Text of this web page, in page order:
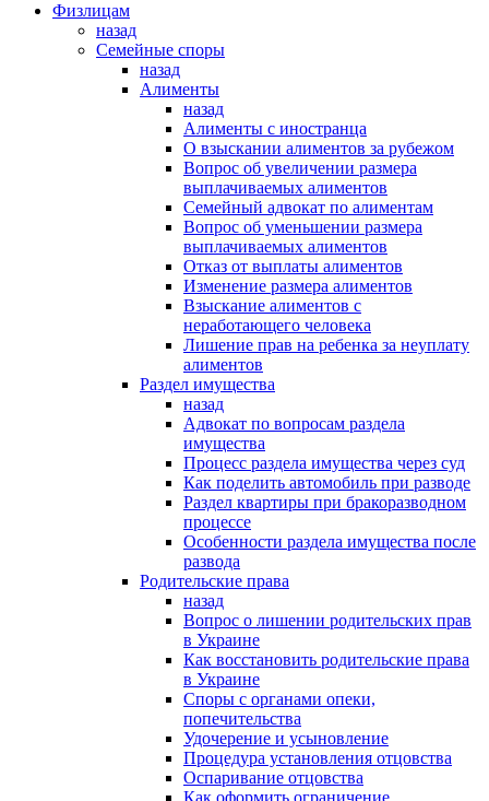
Физлицам
назад
Семейные споры
назад
Алименты
назад
Алименты с иностранца
О взыскании алиментов за рубежом
Вопрос об увеличении размера
выплачиваемых алиментов
Семейный адвокат по алиментам
Вопрос об уменьшении размера
выплачиваемых алиментов
Отказ от выплаты алиментов
Изменение размера алиментов
Взыскание алиментов с
неработающего человека
Лишение прав на ребенка за неуплату
алиментов
Раздел имущества
назад
Адвокат по вопросам раздела
имущества
Процесс раздела имущества через суд
Как поделить автомобиль при разводе
Раздел квартиры при бракоразводном
процессе
Особенности раздела имущества после
развода
Родительские права
назад
Вопрос о лишении родительских прав
в Украине
Как восстановить родительские права
в Украине
Споры с органами опеки,
попечительства
Удочерение и усыновление
Процедура установления отцовства
Оспаривание отцовства
Как оформить ограничение